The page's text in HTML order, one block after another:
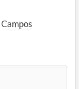
Campos